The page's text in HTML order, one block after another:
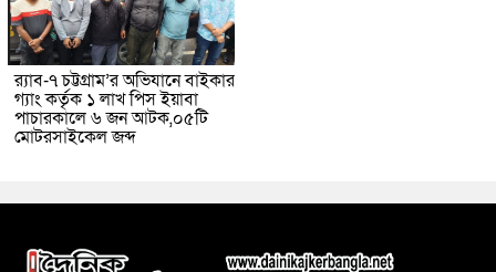
র‌্যাব-৭ চট্টগ্রাম’র অভিযানে বাইকার
গ্যাং কর্তৃক ১ লাখ পিস ইয়াবা
পাচারকালে ৬ জন আটক,০৫টি
মোটরসাইকেল জব্দ